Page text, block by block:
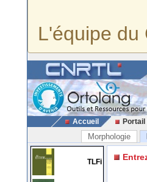
L'équipe du
Accueil Portail
Morphologie
TLFi